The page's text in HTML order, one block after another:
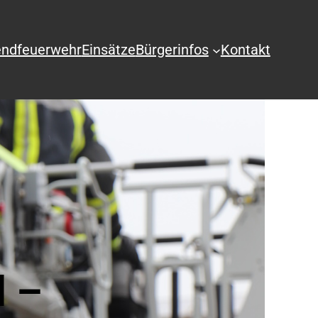
EinsätzeBürgerinfos Kontakt
–